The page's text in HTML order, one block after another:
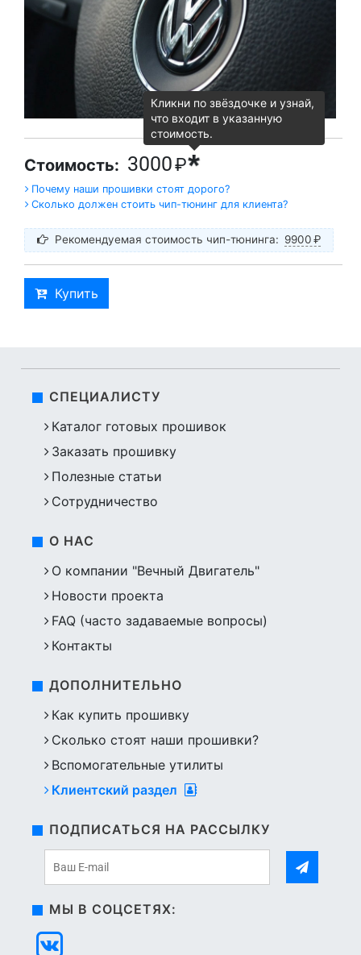
Стоимость: 3000₽*
Почему наши прошивки стоят дорого?
Сколько должен стоить чип-тюнинг для клиента?
Рекомендуемая стоимость чип-тюнинга: 9900₽
Купить
СПЕЦИАЛИСТУ
Каталог готовых прошивок
Заказать прошивку
Полезные статьи
Сотрудничество
О НАС
О компании "Вечный Двигатель"
Новости проекта
FAQ (часто задаваемые вопросы)
Контакты
ДОПОЛНИТЕЛЬНО
Как купить прошивку
Сколько стоят наши прошивки?
Вспомогательные утилиты
Клиентский раздел
ПОДПИСАТЬСЯ НА РАССЫЛКУ
МЫ В СОЦСЕТЯХ:
Кликни по звёздочке и узнай,
что входит в указанную
стоимость.